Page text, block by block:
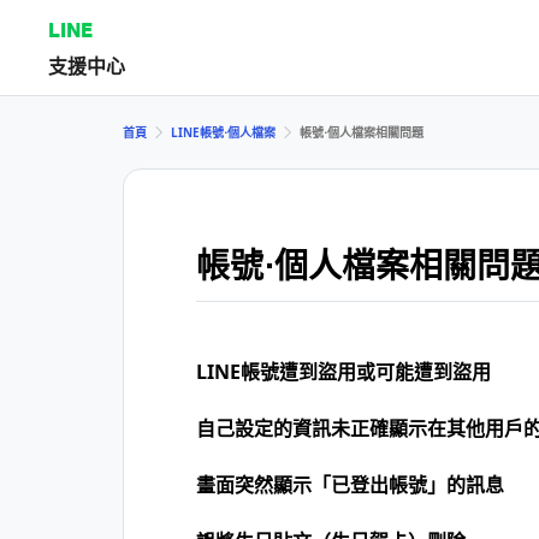
LINE
支援中心
首頁 LINE帳號⋅個人檔案 帳號⋅個人檔案相關問題
帳號⋅個人檔案相關問
LINE帳號遭到盜用或可能遭到盜用
自己設定的資訊未正確顯示在其他用戶
畫面突然顯示「已登出帳號」的訊息